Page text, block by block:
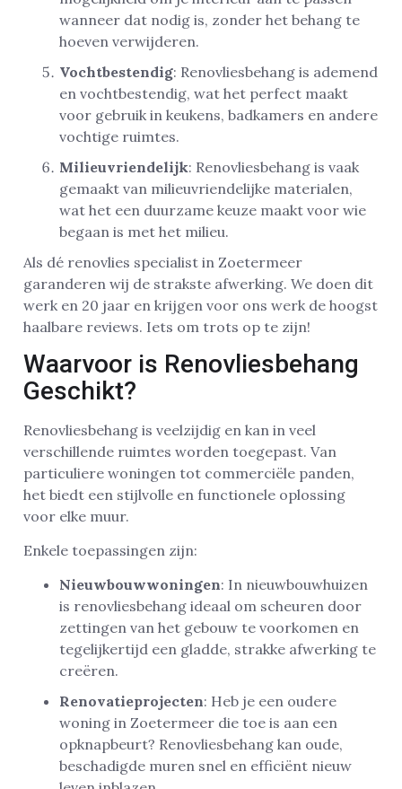
wanneer dat nodig is, zonder het behang te
hoeven verwijderen.
Vochtbestendig: Renovliesbehang is ademend
en vochtbestendig, wat het perfect maakt
voor gebruik in keukens, badkamers en andere
vochtige ruimtes.
Milieuvriendelijk: Renovliesbehang is vaak
gemaakt van milieuvriendelijke materialen,
wat het een duurzame keuze maakt voor wie
begaan is met het milieu.
Als dé renovlies specialist in Zoetermeer
garanderen wij de strakste afwerking. We doen dit
werk en 20 jaar en krijgen voor ons werk de hoogst
haalbare reviews. Iets om trots op te zijn!
Waarvoor is Renovliesbehang
Geschikt?
Renovliesbehang is veelzijdig en kan in veel
verschillende ruimtes worden toegepast. Van
particuliere woningen tot commerciële panden,
het biedt een stijlvolle en functionele oplossing
voor elke muur.
Enkele toepassingen zijn:
Nieuwbouwwoningen: In nieuwbouwhuizen
is renovliesbehang ideaal om scheuren door
zettingen van het gebouw te voorkomen en
tegelijkertijd een gladde, strakke afwerking te
creëren.
Renovatieprojecten: Heb je een oudere
woning in Zoetermeer die toe is aan een
opknapbeurt? Renovliesbehang kan oude,
beschadigde muren snel en efficiënt nieuw